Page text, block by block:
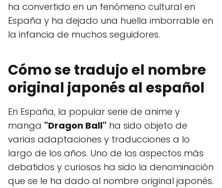
ha convertido en un fenómeno cultural en
España y ha dejado una huella imborrable en
la infancia de muchos seguidores.
Cómo se tradujo el nombre
original japonés al español
En España, la popular serie de anime y
manga "Dragon Ball" ha sido objeto de
varias adaptaciones y traducciones a lo
largo de los años. Uno de los aspectos más
debatidos y curiosos ha sido la denominación
que se le ha dado al nombre original japonés.